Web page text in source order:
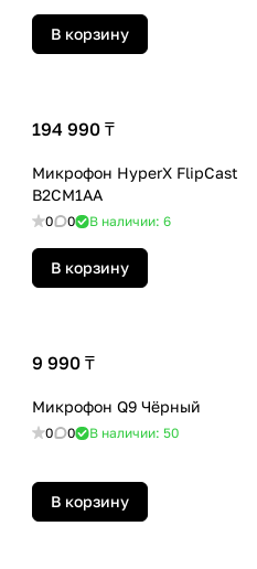
В корзину
194 990 ₸
Микрофон HyperX FlipCast
B2CM1AA
0 0 В наличии: 6
В корзину
9 990 ₸
Микрофон Q9 Чёрный
0 0 В наличии: 50
В корзину